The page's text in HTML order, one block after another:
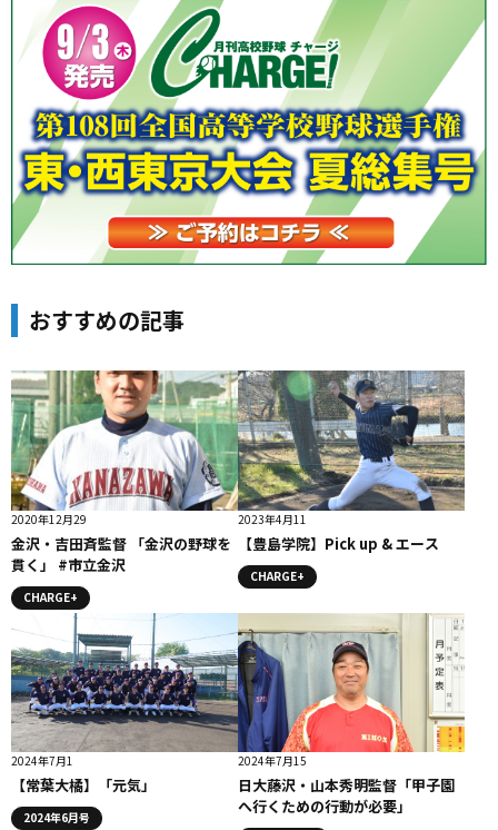
おすすめの記事
2020年12月29
金沢・吉田斉監督 「金沢の野球を
貫く」 #市立金沢
CHARGE+
2023年4月11
【豊島学院】Pick up & エース
CHARGE+
2024年7月1
【常葉大橘】「元気」
2024年6月号
2024年7月15
日大藤沢・山本秀明監督「甲子園
へ行くための行動が必要」